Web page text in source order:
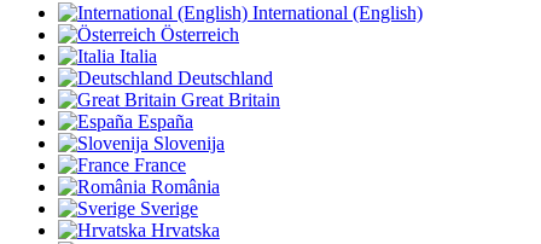
International (English)
Österreich
Italia
Deutschland
Great Britain
España
Slovenija
France
România
Sverige
Hrvatska